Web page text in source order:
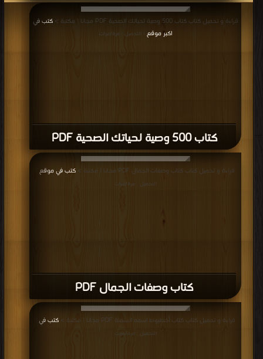
كتاب 500 وصية لحياتك الصحية PDF
قراءة و تحميل كتاب كتاب 500 وصية لحياتك الصحية PDF مجانا | مكتبة >
كتب في
اكبر موقع
| التحميل : مرة/مرات
كتاب وصفات الجمال PDF
قراءة و تحميل كتاب كتاب وصفات الجمال PDF مجانا | مكتبة > كتب في موقع
التحميل : مرة/مرات
قراءة و تحميل كتاب كتاب أخطبوط اسمه السمنة PDF مجانا | مكتبة > كتب في
التحميل : مرة/مرات